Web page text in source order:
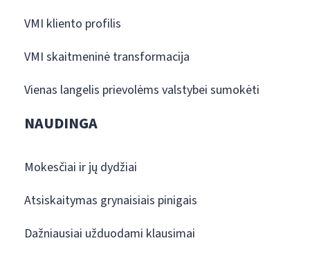
VMI kliento profilis
VMI skaitmeninė transformacija
Vienas langelis prievolėms valstybei sumokėti
NAUDINGA
Mokesčiai ir jų dydžiai
Atsiskaitymas grynaisiais pinigais
Dažniausiai užduodami klausimai